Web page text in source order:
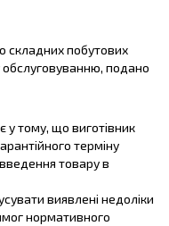
складних побутових
обслуговуванню, подано
у тому, що виготівник
терміну
товару в
виявлені недоліки
нормативного